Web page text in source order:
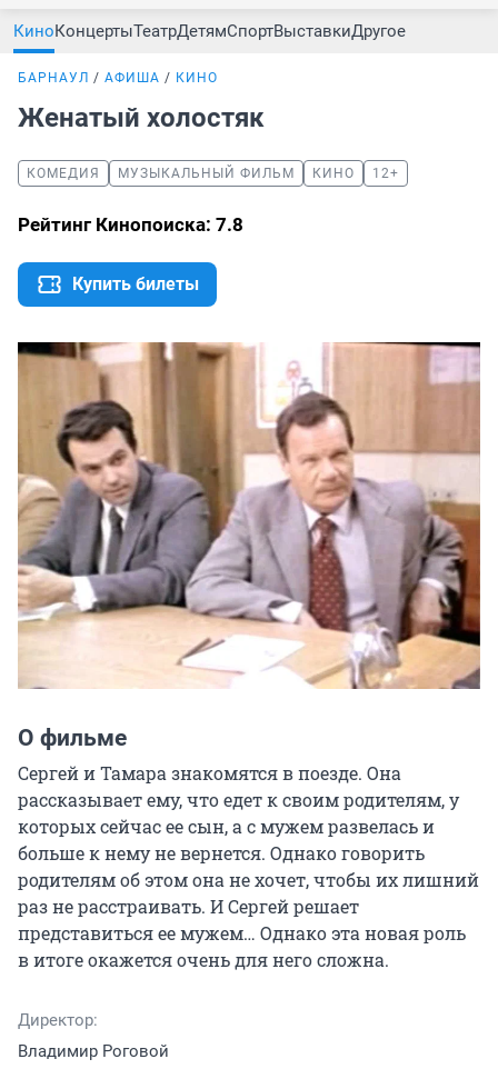
КиноКонцертыТеатрДетямСпортВыставкиДругое
БАРНАУЛ АФИША КИНО
Женатый холостяк
КОМЕДИЯ МУЗЫКАЛЬНЫЙ ФИЛЬМ КИНО 12+
Рейтинг Кинопоиска: 7.8
Купить билеты
О фильме
Сергей и Тамара знакомятся в поезде. Она
рассказывает ему, что едет к своим родителям, у
которых сейчас ее сын, а с мужем развелась и
больше к нему не вернется. Однако говорить
родителям об этом она не хочет, чтобы их лишний
раз не расстраивать. И Сергей решает
представиться ее мужем… Однако эта новая роль
в итоге окажется очень для него сложна.
Директор:
Владимир Роговой